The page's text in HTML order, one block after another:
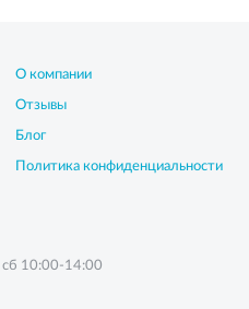
О компании
Отзывы
Блог
Политика конфиденциальности
сб 10:00-14:00